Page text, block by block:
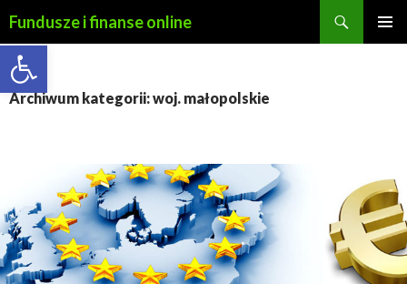
Open toolbar
Fundusze i finanse online
DO
TREŚCI
Archiwum kategorii: woj. małopolskie